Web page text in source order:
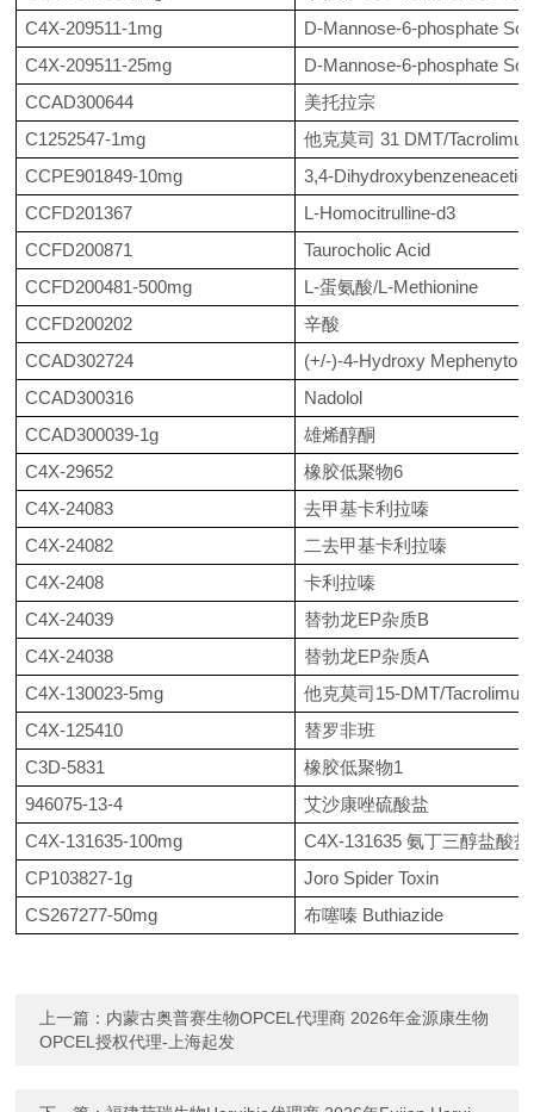
C4X-209511-1mg
D-Mannose-6-phosphate
C4X-209511-25mg
D-Mannose-6-phosphate
CCAD300644
美托拉宗
C1252547-1mg
他克莫司 31 DMT/
CCPE901849-10mg
3,4-Dihydroxybenzeneacetic
CCFD201367
L-Homocitrulline-d3
CCFD200871
Taurocholic Acid
CCFD200481-500mg
L-蛋氨酸/L-Methionine
CCFD200202
辛酸
CCAD302724
(+/-)-4-Hydroxy
CCAD300316
Nadolol
CCAD300039-1g
雄烯醇酮
C4X-29652
橡胶低聚物6
C4X-24083
去甲基卡利拉嗪
C4X-24082
二去甲基卡利拉嗪
C4X-2408
卡利拉嗪
C4X-24039
替勃龙EP杂质B
C4X-24038
替勃龙EP杂质A
C4X-130023-5mg
他克莫司15-DMT/
C4X-125410
替罗非班
C3D-5831
橡胶低聚物1
946075-13-4
艾沙康唑硫酸盐
C4X-131635-100mg
C4X-131635 氨丁三醇盐酸盐
CP103827-1g
Joro Spider Toxin
CS267277-50mg
布噻嗪 Buthiazide
上一篇： 内蒙古奥普赛生物OPCEL代理商 2026年金源康生物
OPCEL授权代理-上海起发